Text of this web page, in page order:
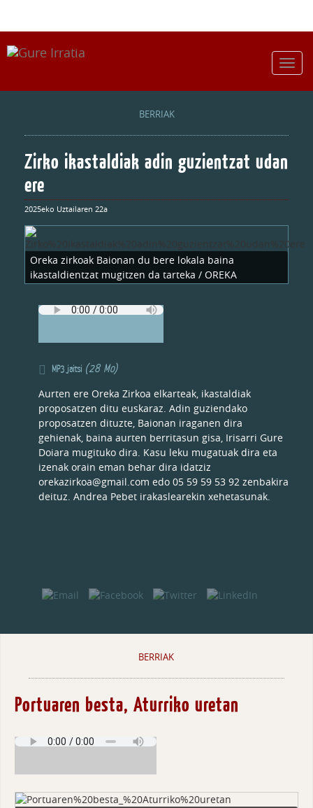
BERRIAK
Zirko ikastaldiak adin guzientzat udan
ere
2025eko Uztailaren 22a
Oreka zirkoak Baionan du bere lokala baina
ikastaldientzat mugitzen da tarteka / OREKA
MP3 jaitsi (28 Mo)
Aurten ere Oreka Zirkoa elkarteak, ikastaldiak
proposatzen ditu euskaraz. Adin guziendako
proposatzen dituzte, Baionan iraganen dira
gehienak, baina aurten berritasun gisa, Irisarri Gure
Doiara mugituko dira. Kasu leku mugatuak dira eta
izenak orain eman behar dira idatziz
orekazirkoa@gmail.com edo 05 59 59 53 92 zenbakira
deituz. Andrea Pebet irakaslearekin xehetasunak.
BERRIAK
Portuaren besta, Aturriko uretan